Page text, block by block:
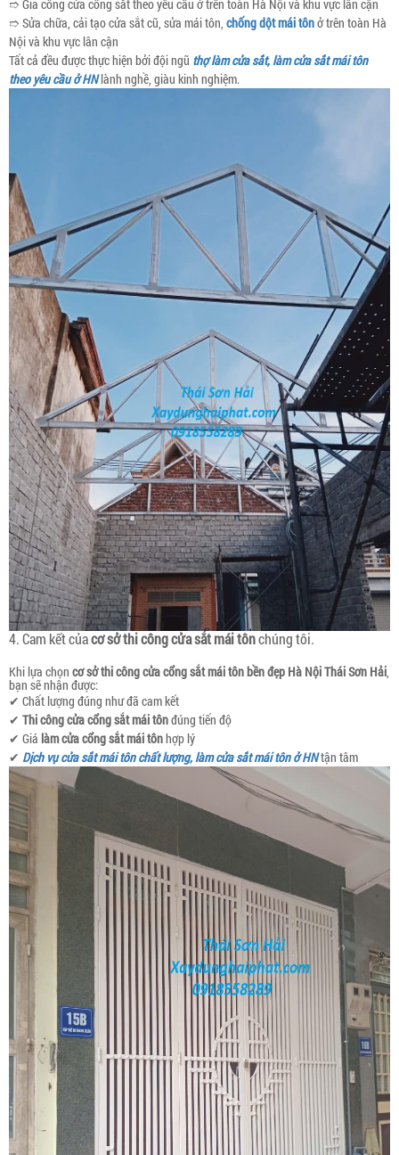
➱ Gia công cửa cổng sắt theo yêu cầu ở trên toàn Hà Nội và khu vực lân cận
➱ Sửa chữa, cải tạo cửa sắt cũ, sửa mái tôn, chống dột mái tônở trên toàn Hà
Nội và khu vực lân cận
Tất cả đều được thực hiện bởi đội ngũ thợ làm cửa sắt, làm cửa sắt mái tôn
theo yêu cầu ở HNlành nghề, giàu kinh nghiệm.
4. Cam kết củacơ sở thi công cửa sắt mái tônchúng tôi.
Khi lựa chọn cơ sở thi công cửa cổng sắt mái tôn bền đẹp Hà NộiThái Sơn Hải,
bạn sẽ nhận được:
✔ Chất lượng đúng như đã cam kết
✔ Thi công cửa cổng sắt mái tônđúng tiến độ
✔ Giá làm cửa cổng sắt mái tônhợp lý
✔ Dịch vụ cửa sắt mái tôn chất lượng, làm cửa sắt mái tôn ở HNtận tâm